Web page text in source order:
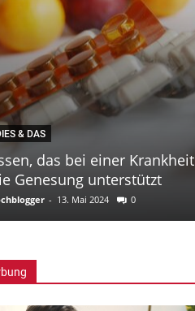
& DAS
das bei einer Krankheit
Genesung unterstützt
- 13. Mai 2024 0